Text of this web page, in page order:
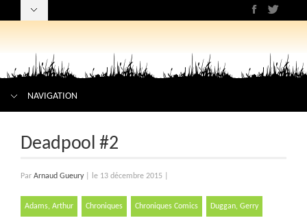
NAVIGATION
Deadpool #2
Par Arnaud Gueury le 13 décembre 2015
Adams, Arthur Chroniques Chroniques Comics Duggan, Gerry